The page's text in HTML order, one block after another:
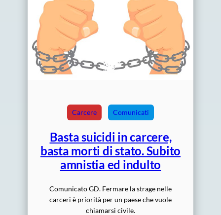
Carcere Comunicati
Basta suicidi in carcere,
basta morti di stato. Subito
amnistia ed indulto
Comunicato GD. Fermare la strage nelle
carceri è priorità per un paese che vuole
chiamarsi civile.